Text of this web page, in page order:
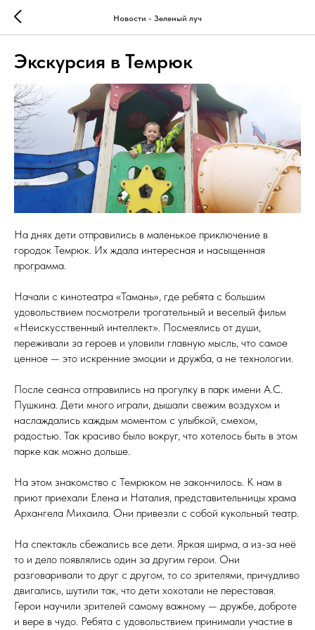
Новости - Зеленый луч
Экскурсия в Темрюк
На днях дети отправились в маленькое приключение в
городок Темрюк. Их ждала интересная и насыщенная
программа.
Начали с кинотеатра «Тамань», где ребята с большим
удовольствием посмотрели трогательный и веселый фильм
«Неискусственный интеллект». Посмеялись от души,
переживали за героев и уловили главную мысль, что самое
ценное — это искренние эмоции и дружба, а не технологии.
После сеанса отправились на прогулку в парк имени А.С.
Пушкина. Дети много играли, дышали свежим воздухом и
наслаждались каждым моментом с улыбкой, смехом,
радостью. Так красиво было вокруг, что хотелось быть в этом
парке как можно дольше.
На этом знакомство с Темрюком не закончилось. К нам в
приют приехали Елена и Наталия, представительницы храма
Архангела Михаила. Они привезли с собой кукольный театр.
На спектакль сбежались все дети. Яркая ширма, а из-за неё
то и дело появлялись один за другим герои. Они
разговаривали то друг с другом, то со зрителями, причудливо
двигались, шутили так, что дети хохотали не переставая.
Герои научили зрителей самому важному — дружбе, доброте
и вере в чудо. Ребята с удовольствием принимали участие в